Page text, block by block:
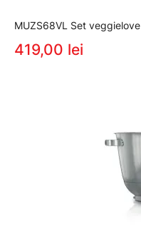
MUZS68VL Set veggielove
419,00 lei